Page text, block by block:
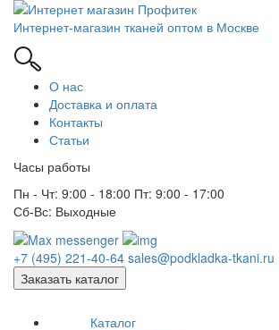
Интернет-магазин тканей оптом в Москве
О нас
Доставка и оплата
Контакты
Статьи
Часы работы
Пн - Чт: 9:00 - 18:00 Пт: 9:00 - 17:00
Сб-Вс: Выходные
+7 (495) 221-40-64 sales@podkladka-tkani.ru
Заказать каталог
Каталог